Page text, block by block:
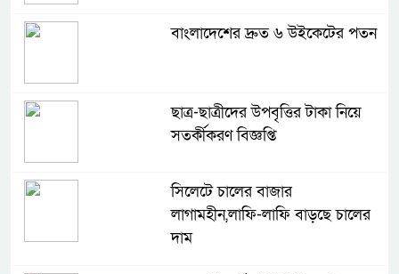
বাংলাদেশের দ্রুত ৬ উইকেটের পতন
ছাত্র-ছাত্রীদের উপবৃত্তির টাকা নিয়ে
সতর্কীকরণ বিজ্ঞপ্তি
সিলেটে চালের বাজার
লাগামহীন,লাফি-লাফি বাড়ছে চালের
দাম